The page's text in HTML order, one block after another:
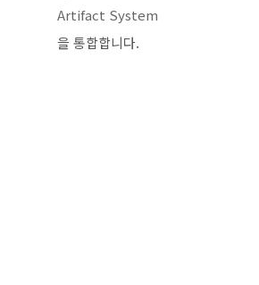
Artifact System
을 통합합니다.